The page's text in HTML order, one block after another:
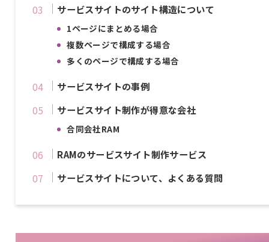
サービスサイトのサイト構造について
1ページにまとめる場合
複数ページで構成する場合
多くのページで構成する場合
サービスサイトの事例
サービスサイト制作が得意な会社
合同会社RAM
RAMのサービスサイト制作サービス
サービスサイトについて、よくある質問